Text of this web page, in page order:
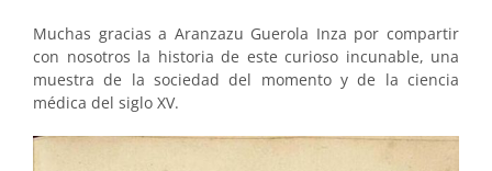
Muchas gracias a Aranzazu Guerola Inza por compartir
con nosotros la historia de este curioso incunable, una
muestra de la sociedad del momento y de la ciencia
médica del siglo XV.